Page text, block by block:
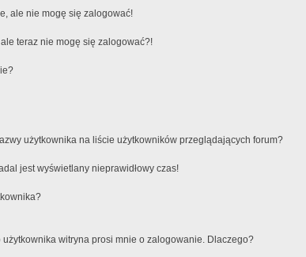
ale nie mogę się zalogować!
teraz nie mogę się zalogować?!
użytkownika na liście użytkowników przeglądających forum?
jest wyświetlany nieprawidłowy czas!
witryna prosi mnie o zalogowanie. Dlaczego?